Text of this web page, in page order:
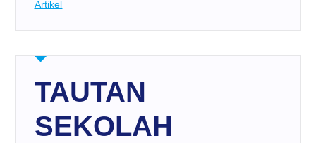
Artikel
TAUTAN
SEKOLAH